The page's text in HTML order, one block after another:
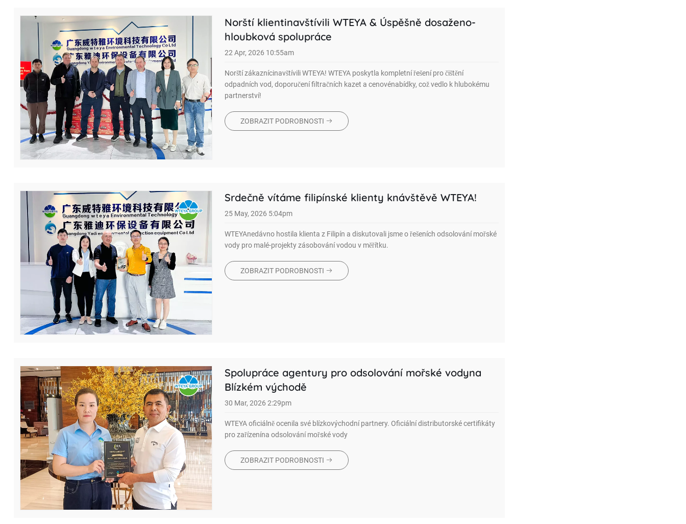
Norští klientinavštívili WTEYA & Úspěšně dosaženo-
hloubková spolupráce
22 Apr, 2026 10:55am
Norští zákaznícinavštívili WTEYA! WTEYA poskytla kompletní řešení pro čištění
odpadních vod, doporučení filtračních kazet a cenovénabídky, což vedlo k hlubokému
partnerství!
ZOBRAZIT PODROBNOSTI
Srdečně vítáme filipínské klienty knávštěvě WTEYA!
25 May, 2026 5:04pm
WTEYAnedávno hostila klienta z Filipín a diskutovali jsme o řešeních odsolování mořské
vody pro malé-projekty zásobování vodou v měřítku.
ZOBRAZIT PODROBNOSTI
Spolupráce agentury pro odsolování mořské vodyna
Blízkém východě
30 Mar, 2026 2:29pm
WTEYA oficiálně ocenila své blízkovýchodní partnery. Oficiální distributorské certifikáty
pro zařízenína odsolování mořské vody
ZOBRAZIT PODROBNOSTI